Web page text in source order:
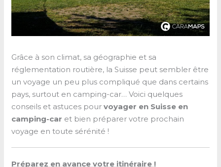
Grâce à son climat, sa géographie et sa
réglementation routière, la Suisse peut sembler être
un voyage un peu plus compliqué que dans certains
pays, surtout en camping-car… Voici quelques
conseils et astuces pourvoyager en Suisse en
camping-car et bien préparer votre prochain
voyage en toute sérénité !
Préparez en avance votre itinéraire !